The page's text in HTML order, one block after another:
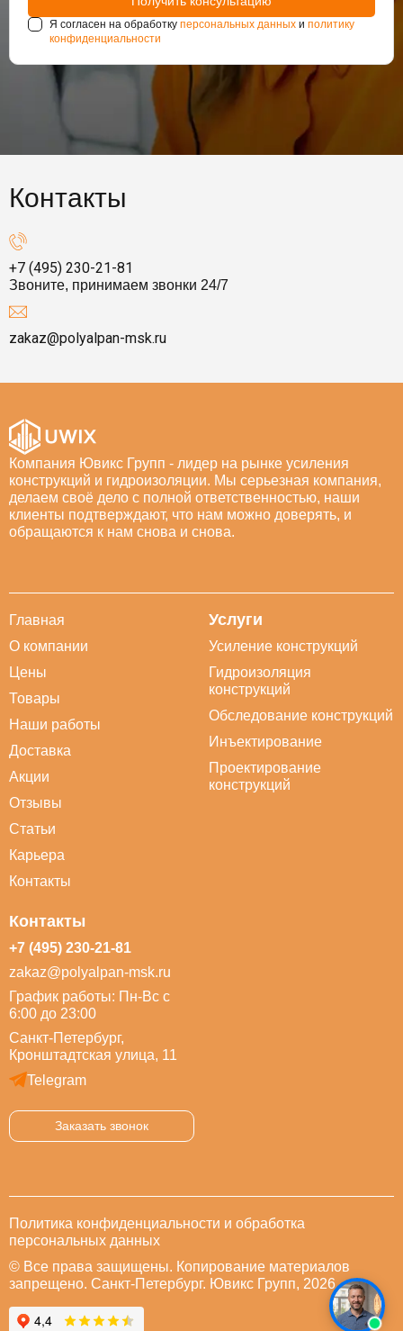
Я согласен на обработку персональных данных и политику
конфиденциальности
Контакты
+7 (495) 230-21-81
Звоните, принимаем звонки 24/7
zakaz@polyalpan-msk.ru
Компания Ювикс Групп - лидер на рынке усиления
конструкций и гидроизоляции. Мы серьезная компания,
делаем своё дело с полной ответственностью, наши
клиенты подтверждают, что нам можно доверять, и
обращаются к нам снова и снова.
Главная
О компании
Цены
Товары
Наши работы
Доставка
Акции
Отзывы
Статьи
Карьера
Контакты
Услуги
Усиление конструкций
Гидроизоляция
конструкций
Обследование конструкций
Инъектирование
Проектирование
конструкций
Контакты
+7 (495) 230-21-81
zakaz@polyalpan-msk.ru
График работы: Пн-Вс с
6:00 до 23:00
Санкт-Петербург,
Кронштадтская улица, 11
Telegram
Заказать звонок
Политика конфиденциальности и обработка
персональных данных
© Все права защищены. Копирование материалов
запрещено. Санкт-Петербург. Ювикс Групп, 2026.